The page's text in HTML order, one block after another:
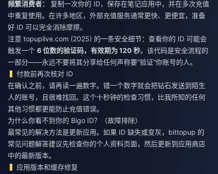
频繁消费者：
复制一次你的 ID，保存在笔记应用中，并在多次充值
中重复使用。在许多地区，外部充值服务通常更快、更便宜，准备
好 ID 可以完全消除摩擦。
注意 topuplive.com (2025) 的一条安全细节：查看你的 ID 可能会
触发一个 6 位数的验证码，有效期为 120 秒。该代码是安全流程的
一部分——永远不要将其分享给任何声称要“验证”你账号的人。
付款前再次核对 ID
在确认之前，请再读一遍数字。错一个数字就会把钻石发送到陌生
人的账号，且很难找回。这个十秒钟的检查习惯，比我所知的任何
其他习惯都更能防止充值错误。
为什么你看不到你的 Bigo ID？（故障排除）
最常见的解决方法是更新应用。如果 ID 缺失或变灰，bittopup 的
常见问题解答建议先检查你的个人资料页面，然后更新到应用商店
中的最新版本。
应用版本和缓存修复